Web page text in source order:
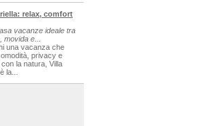
relax, comfort
vacanze ideale tra
movida e...
una vacanza che
privacy e
la natura, Villa
la...